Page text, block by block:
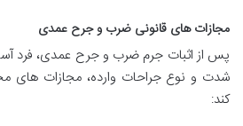
مجازات های قانونی ضرب و جرح عمدی
پس از اثبات جرم ضرب و جرح عمدی، فرد
شدت و نوع جراحات وارده، مجازات های
کند: